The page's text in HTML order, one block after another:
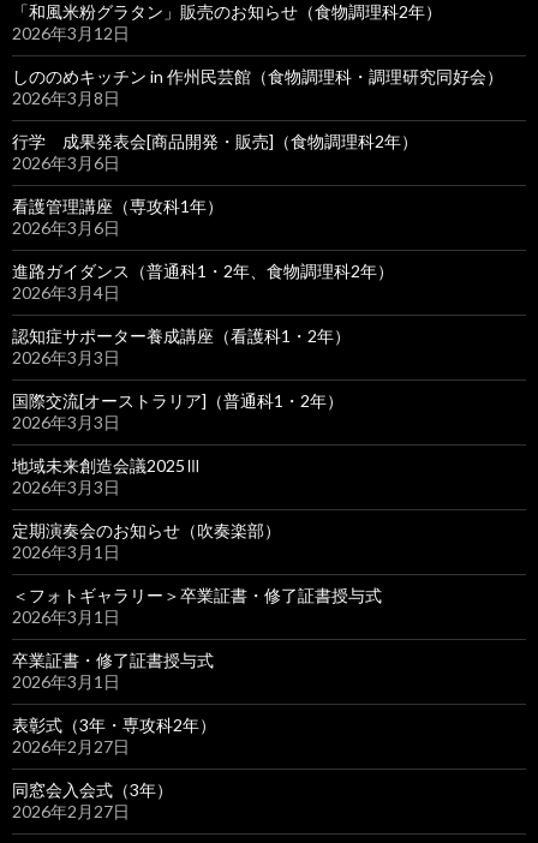
「和風米粉グラタン」販売のお知らせ（食物調理科2年）
2026年3月12日
しののめキッチン in 作州民芸館（食物調理科・調理研究同好会）
2026年3月8日
行学 成果発表会[商品開発・販売]（食物調理科2年）
2026年3月6日
看護管理講座（専攻科1年）
2026年3月6日
進路ガイダンス（普通科1・2年、食物調理科2年）
2026年3月4日
認知症サポーター養成講座（看護科1・2年）
2026年3月3日
国際交流[オーストラリア]（普通科1・2年）
2026年3月3日
地域未来創造会議2025Ⅲ
2026年3月3日
定期演奏会のお知らせ（吹奏楽部）
2026年3月1日
＜フォトギャラリー＞卒業証書・修了証書授与式
2026年3月1日
卒業証書・修了証書授与式
2026年3月1日
表彰式（3年・専攻科2年）
2026年2月27日
同窓会入会式（3年）
2026年2月27日